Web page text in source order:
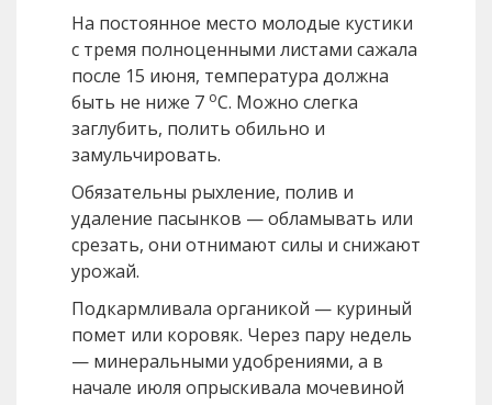
На постоянное место молодые кустики
с тремя полноценными листами сажала
после 15 июня, температура должна
быть не ниже 7 оС. Можно слегка
заглубить, полить обильно и
замульчировать.
Обязательны рыхление, полив и
удаление пасынков — обламывать или
срезать, они отнимают силы и снижают
урожай.
Подкармливала органикой — куриный
помет или коровяк. Через пару недель
— минеральными удобрениями, а в
начале июля опрыскивала мочевиной